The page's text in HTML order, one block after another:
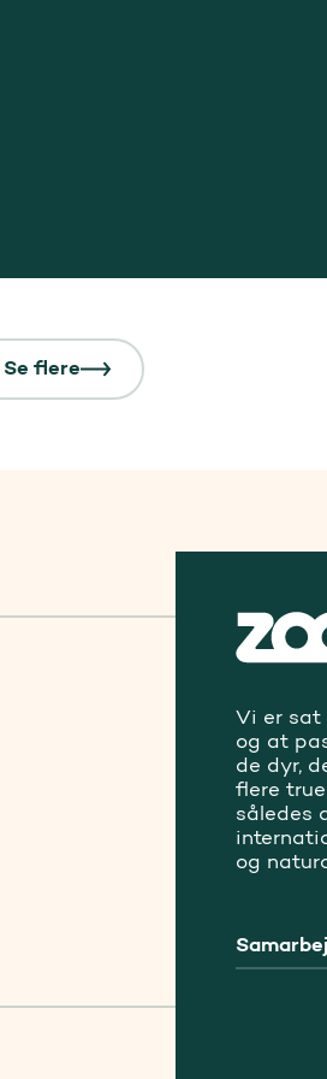
Se flere
Vi er sat
og at
de dyr,
flere
således
og